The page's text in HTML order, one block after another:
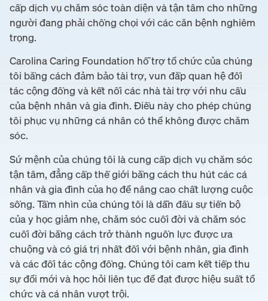
cấp dịch vụ chăm sóc toàn diện và tận tâm cho những
người đang phải chống chọi với các căn bệnh nghiêm
trọng.
Carolina Caring Foundation hỗ trợ tổ chức của chúng
tôi bằng cách đảm bảo tài trợ, vun đắp quan hệ đối
tác cộng đồng và kết nối các nhà tài trợ với nhu cầu
của bệnh nhân và gia đình. Điều này cho phép chúng
tôi phục vụ những cá nhân có thể không được chăm
sóc.
Sứ mệnh của chúng tôi là cung cấp dịch vụ chăm sóc
tận tâm, đẳng cấp thế giới bằng cách thu hút các cá
nhân và gia đình của họ để nâng cao chất lượng cuộc
sống. Tầm nhìn của chúng tôi là dẫn đầu sự tiến bộ
của y học giảm nhẹ, chăm sóc cuối đời và chăm sóc
cuối đời bằng cách trở thành nguồn lực được ưa
chuộng và có giá trị nhất đối với bệnh nhân, gia đình
và các đối tác cộng đồng. Chúng tôi cam kết tiếp thu
sự đổi mới và học hỏi liên tục để đạt được hiệu suất tổ
chức và cá nhân vượt trội.